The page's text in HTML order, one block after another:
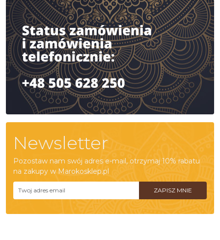
Newsletter
Pozostaw nam swój adres e-mail, otrzymaj 10% rabatu
na zakupy w Marokosklep.pl